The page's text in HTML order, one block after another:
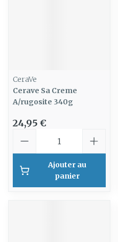
CeraVe
Cerave Sa Creme
A/rugosite 340g
24,95 €
Ajouter au
panier